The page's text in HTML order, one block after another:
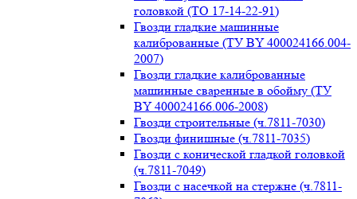
головкой (ТО 17-14-22-91)
Гвозди гладкие машинные
калиброванные (ТУ BY 400024166.004-
2007)
Гвозди гладкие калиброванные
машинные сваренные в обойму (ТУ
BY 400024166.006-2008)
Гвозди строительные (ч.7811-7030)
Гвозди финишные (ч.7811-7035)
Гвозди с конической гладкой головкой
(ч.7811-7049)
Гвозди с насечкой на стержне (ч.7811-